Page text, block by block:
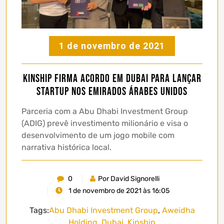
1 de novembro de 2021
Kinship firma acordo em Dubai para lançar
startup nos Emirados Árabes Unidos
Parceria com a Abu Dhabi Investment Group
(ADIG) prevê investimento milionário e visa o
desenvolvimento de um jogo mobile com
narrativa histórica local.
0
Por David Signorelli
1 de novembro de 2021 às 16:05
Tags:Abu Dhabi Investment Group, Aweidha